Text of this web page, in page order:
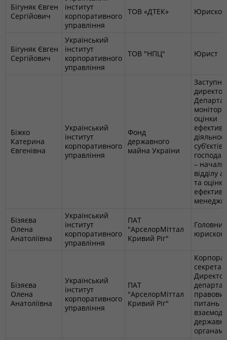
Бігуняк Євген
Сергійович
інститут
корпоративного
управління
ТОВ «ДТЕК»
Бігуняк Євген
Сергійович
Український
інститут
корпоративного
управління
ТОВ "НПЦ" Юрист
Біжко
Катерина
Євгенівна
Український
інститут
корпоративного
управління
Фонд
державного
майна України
оцінки
суб’єктів
–
відділу
та оцінки
Бізяєва
Олена
Анатоліївна
Український
інститут
корпоративного
управління
ПАТ
"АрселорМіттал
Кривий Ріг"
Головний
Бізяєва
Олена
Анатоліївна
Український
інститут
корпоративного
управління
ПАТ
"АрселорМіттал
Кривий Ріг"
правових
питань